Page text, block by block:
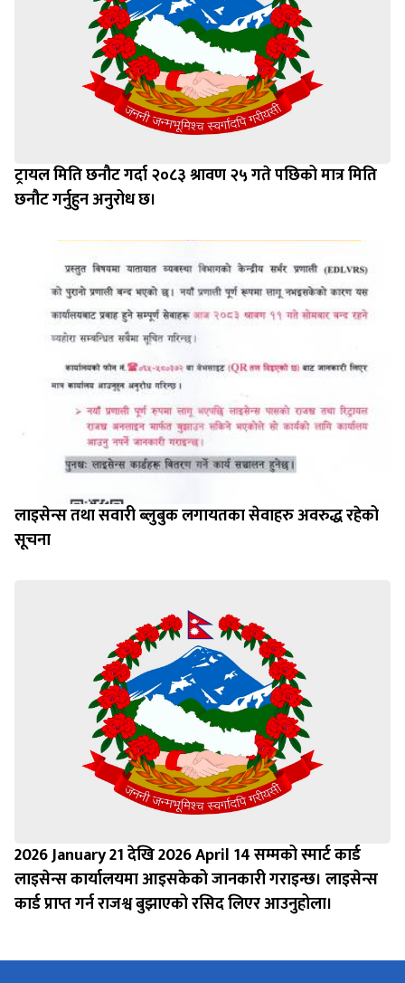
ट्रायल मिति छनौट गर्दा २०८३ श्रावण २५ गते पछिको मात्र मिति
छनौट गर्नुहुन अनुरोध छ।
लाइसेन्स तथा सवारी ब्लुबुक लगायतका सेवाहरु अवरुद्ध रहेको
सूचना
2026 January 21 देखि 2026 April 14 सम्मको स्मार्ट कार्ड
लाइसेन्स कार्यालयमा आइसकेको जानकारी गराइन्छ। लाइसेन्स
कार्ड प्राप्त गर्न राजश्व बुझाएको रसिद लिएर आउनुहोला।